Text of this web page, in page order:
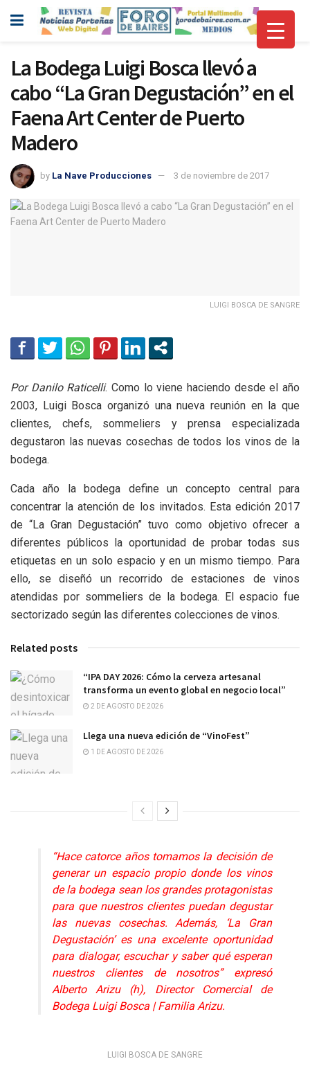
La Bodega Luigi Bosca llevó a
cabo “La Gran Degustación” en el
Faena Art Center de Puerto
Madero
by La Nave Producciones 3 de noviembre de 2017
LUIGI BOSCA DE SANGRE
Por Danilo Raticelli. Como lo viene haciendo desde el año
2003, Luigi Bosca organizó una nueva reunión en la que
clientes, chefs, sommeliers y prensa especializada
degustaron las nuevas cosechas de todos los vinos de la
bodega.
Cada año la bodega define un concepto central para
concentrar la atención de los invitados. Esta edición 2017
de “La Gran Degustación” tuvo como objetivo ofrecer a
diferentes públicos la oportunidad de probar todas sus
etiquetas en un solo espacio y en un mismo tiempo. Para
ello, se diseñó un recorrido de estaciones de vinos
atendidas por sommeliers de la bodega. El espacio fue
sectorizado según las diferentes colecciones de vinos.
Related posts
“IPA DAY 2026: Cómo la cerveza artesanal
transforma un evento global en negocio local”
2 DE AGOSTO DE 2026
Llega una nueva edición de “VinoFest”
1 DE AGOSTO DE 2026
“Hace catorce años tomamos la decisión de
generar un espacio propio donde los vinos
de la bodega sean los grandes protagonistas
para que nuestros clientes puedan degustar
las nuevas cosechas. Además, ‘La Gran
Degustación’ es una excelente oportunidad
para dialogar, escuchar y saber qué esperan
nuestros clientes de nosotros” expresó
Alberto Arizu (h), Director Comercial de
Bodega Luigi Bosca | Familia Arizu.
LUIGI BOSCA DE SANGRE